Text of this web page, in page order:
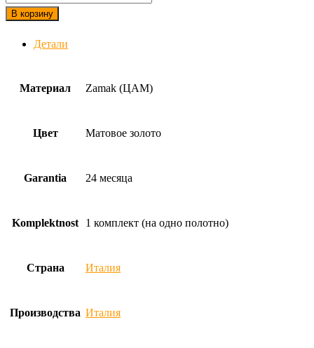
В корзину
Детали
Материал Zamak (ЦАМ)
Цвет Матовое золото
Garantia 24 месяца
Komplektnost 1 комплект (на одно полотно)
Страна Италия
Производства Италия